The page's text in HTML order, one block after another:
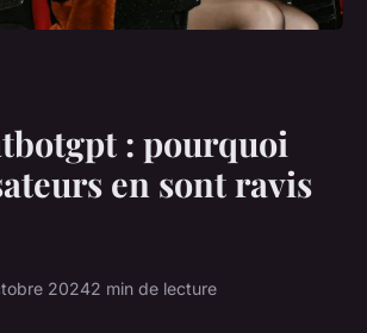
: pourquoi
en sont ravis
20242 min de lecture